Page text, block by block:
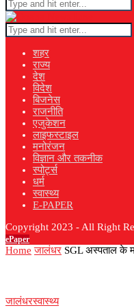
शहर
राज्य
देश
विदेश
बिजनेस
राजनीति
एजुकेशन
लाइफस्टाइल
मनोरंजन
विज्ञान और तकनीक
स्पोर्ट्स
धर्म
स्वास्थ्य
E-PAPER
Copyright 2023 - All Right
ePaper
Home जालंधर SGL अस्पताल के
जालंधरस्वास्थ्य